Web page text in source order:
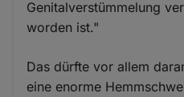
Genitalverstümmelung
worden ist."
Das dürfte vor allem
eine enorme